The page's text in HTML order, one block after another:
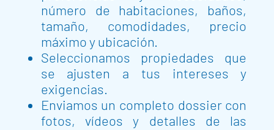
número de habitaciones, baños,
tamaño, comodidades, precio
máximo y ubicación.
Seleccionamos propiedades que
se ajusten a tus intereses y
exigencias.
Enviamos un completo dossier con
fotos, vídeos y detalles de las